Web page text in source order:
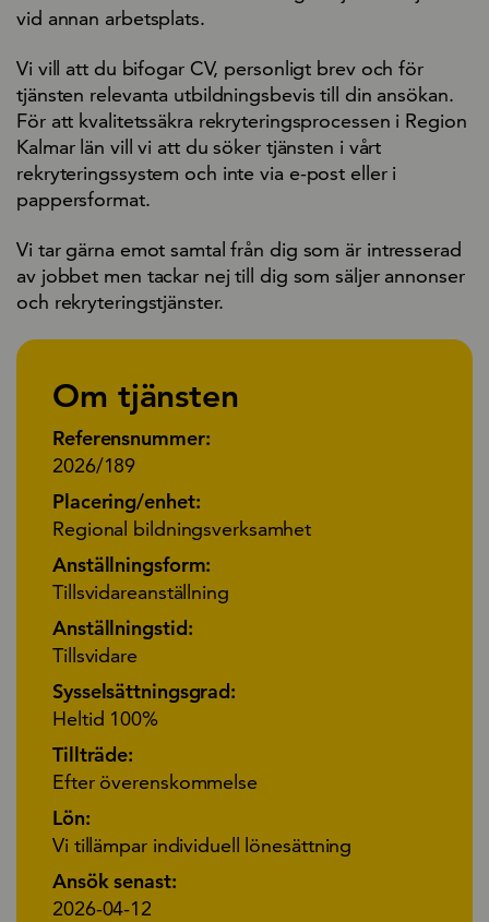
vid annan arbetsplats.
Vi vill att du bifogar CV, personligt brev och för
tjänsten relevanta utbildningsbevis till din ansökan.
För att kvalitetssäkra rekryteringsprocessen i Region
Kalmar län vill vi att du söker tjänsten i vårt
rekryteringssystem och inte via e-post eller i
pappersformat.
Vi tar gärna emot samtal från dig som är intresserad
av jobbet men tackar nej till dig som säljer annonser
och rekryteringstjänster.
Om tjänsten
Referensnummer:
2026/189
Placering/enhet:
Regional bildningsverksamhet
Anställningsform:
Tillsvidareanställning
Anställningstid:
Tillsvidare
Sysselsättningsgrad:
Heltid 100%
Tillträde:
Efter överenskommelse
Lön:
Vi tillämpar individuell lönesättning
Ansök senast:
2026-04-12